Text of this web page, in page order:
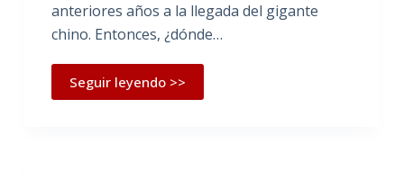
anteriores años a la llegada del gigante
chino. Entonces, ¿dónde…
Seguir leyendo >>